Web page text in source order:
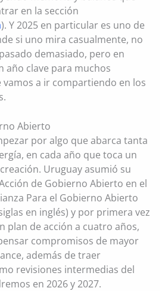
en la sección
). Y 2025 en particular es uno de
si uno mira casualmente, no
demasiado, pero en
año clave para muchos
vamos a ir compartiendo en los
Abierto
por algo que abarca tanta
en cada año que toca un
Uruguay asumió su
de Gobierno Abierto en el
Para el Gobierno Abierto
en inglés) y por primera vez
plan de acción a cuatro años,
compromisos de mayor
además de traer
revisiones intermedias del
en 2026 y 2027.